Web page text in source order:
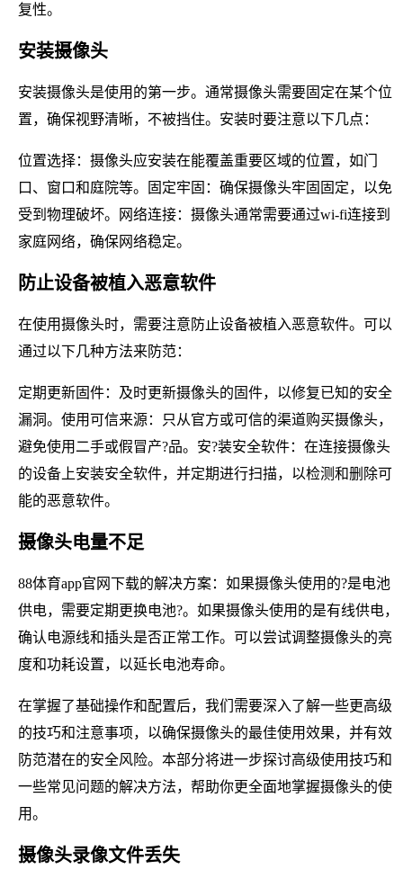
复性。
安装摄像头
安装摄像头是使用的第一步。通常摄像头需要固定在某个位
置，确保视野清晰，不被挡住。安装时要注意以下几点：
位置选择：摄像头应安装在能覆盖重要区域的位置，如门
口、窗口和庭院等。固定牢固：确保摄像头牢固固定，以免
受到物理破坏。网络连接：摄像头通常需要通过wi-fi连接到
家庭网络，确保网络稳定。
防止设备被植入恶意软件
在使用摄像头时，需要注意防止设备被植入恶意软件。可以
通过以下几种方法来防范：
定期更新固件：及时更新摄像头的固件，以修复已知的安全
漏洞。使用可信来源：只从官方或可信的渠道购买摄像头，
避免使用二手或假冒产?品。安?装安全软件：在连接摄像头
的设备上安装安全软件，并定期进行扫描，以检测和删除可
能的恶意软件。
摄像头电量不足
88体育app官网下载的解决方案：如果摄像头使用的?是电池
供电，需要定期更换电池?。如果摄像头使用的是有线供电，
确认电源线和插头是否正常工作。可以尝试调整摄像头的亮
度和功耗设置，以延长电池寿命。
在掌握了基础操作和配置后，我们需要深入了解一些更高级
的技巧和注意事项，以确保摄像头的最佳使用效果，并有效
防范潜在的安全风险。本部分将进一步探讨高级使用技巧和
一些常见问题的解决方法，帮助你更全面地掌握摄像头的使
用。
摄像头录像文件丢失